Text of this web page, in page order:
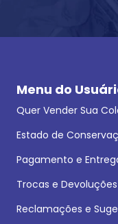
Menu do
Quer Vender Sua
Estado de
Pagamento e
Trocas e Devoluções
Reclamações e